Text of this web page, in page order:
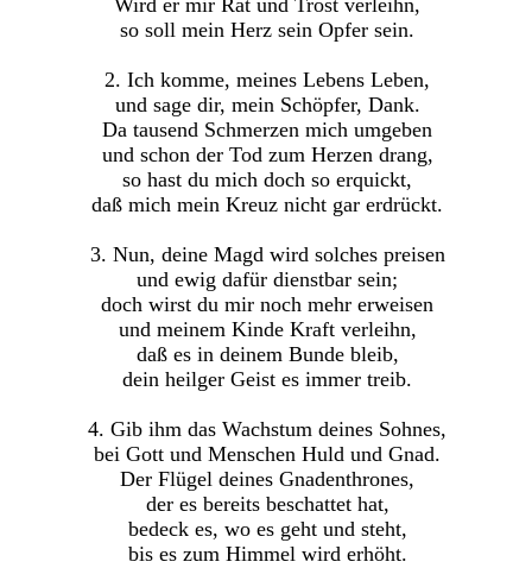
Wird er mir Rat und Trost verleihn,
so soll mein Herz sein Opfer sein.
2. Ich komme, meines Lebens Leben,
und sage dir, mein Schöpfer, Dank.
Da tausend Schmerzen mich umgeben
und schon der Tod zum Herzen drang,
so hast du mich doch so erquickt,
daß mich mein Kreuz nicht gar erdrückt.
3. Nun, deine Magd wird solches preisen
und ewig dafür dienstbar sein;
doch wirst du mir noch mehr erweisen
und meinem Kinde Kraft verleihn,
daß es in deinem Bunde bleib,
dein heilger Geist es immer treib.
4. Gib ihm das Wachstum deines Sohnes,
bei Gott und Menschen Huld und Gnad.
Der Flügel deines Gnadenthrones,
der es bereits beschattet hat,
bedeck es, wo es geht und steht,
bis es zum Himmel wird erhöht.